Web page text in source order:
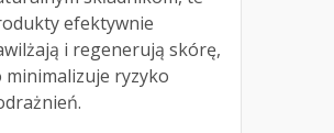
efektywnie
i regenerują skórę,
minimalizuje ryzyko